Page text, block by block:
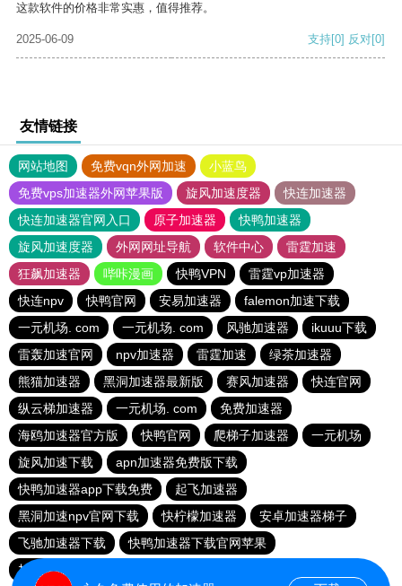
这款软件的价格非常实惠，值得推荐。
2025-06-09 支持[0] 反对[0]
友情链接
网站地图 免费vqn外网加速
小蓝鸟
免费vps加速器外网苹果版
旋风加速度器
快连加速器
快连加速器官网入口
原子加速器
快鸭加速器
旋风加速度器
外网网址导航 软件中心
雷霆加速
狂飙加速器
哔咔漫画 快鸭VPN
雷霆vp加速器
快连npv
快鸭官网 安易加速器
falemon加速下载
一元机场. com
一元机场. com 风驰加速器
ikuuu下载
雷轰加速官网
npv加速器 雷霆加速
绿茶加速器
熊猫加速器
黑洞加速器最新版 赛风加速器
快连官网
纵云梯加速器
一元机场. com
免费加速器
海鸥加速器官方版
快鸭官网 爬梯子加速器
一元机场
旋风加速下载
apn加速器免费版下载
快鸭加速器app下载免费
起飞加速器
黑洞加速npv官网下载
快柠檬加速器
安卓加速器梯子
飞驰加速器下载
快鸭加速器下载官网苹果
加速器ios免费使用